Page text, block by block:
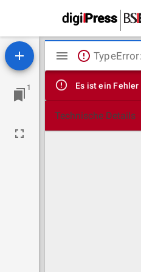
1
Mirador
Viewer
Es ist ein
Technische Details